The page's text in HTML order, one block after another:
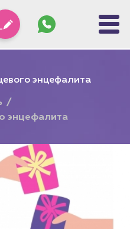
энцефалита
энцефалита